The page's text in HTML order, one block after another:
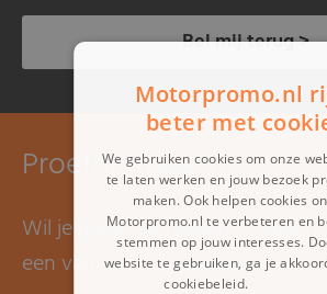
Bel mij terug >
Proefrit maken?
Wil je graag een proefrit
een van onze showrooms.
Motorpromo.nl
beter met
We gebruiken cookies om onze
te laten werken en jouw bezoek
maken. Ook helpen cookies
Motorpromo.nl te verbeteren en
stemmen op jouw interesses.
website te gebruiken, ga je
cookiebeleid.